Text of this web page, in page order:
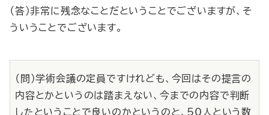
（答）非常に残念なことだということでございますが、そ
ういうことでございます。
（問）学術会議の定員ですけれども、今回はその提言の
内容とかというのは踏まえない、今までの内容で判断
したということで良いのかというのと、50人という数